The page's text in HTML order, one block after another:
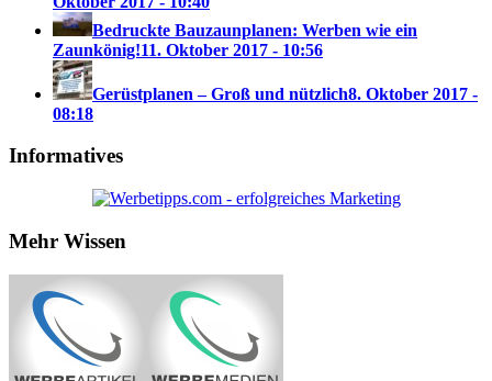
Bedruckte Bauzaunplanen: Werben wie ein
Zaunkönig!11. Oktober 2017 - 10:56
Gerüstplanen – Groß und nützlich8. Oktober 2017 -
08:18
Informatives
Mehr Wissen